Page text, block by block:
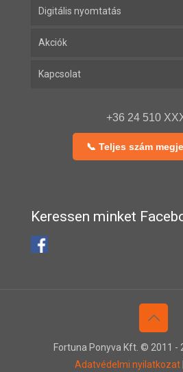
Digitális nyomtatás
Akciók
Kapcsolat
+36 24 510
📞 Teljes szám
Keressen minket
Fortuna Ponyva Kft. © 2011 -
Adatvédelmi nyilatkozat